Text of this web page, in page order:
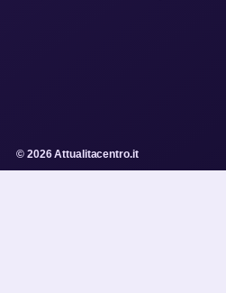
© 2026 Attualitacentro.it